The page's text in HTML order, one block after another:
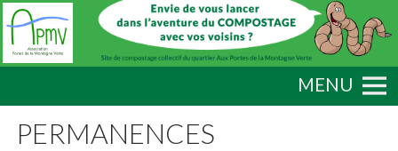
MENU
PERMANENCES